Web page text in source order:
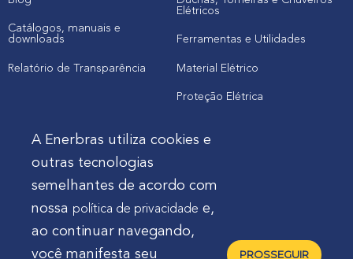
Catálogos, manuais e
downloads
Relatório de Transparência
Elétricos
Ferramentas e Utilidades
Material Elétrico
Proteção Elétrica
Cliente
Onde comprar produtos
Quero Enerbras na minha loja
A Enerbras utiliza cookies e
outras tecnologias
semelhantes de acordo com
nossa política de privacidade e,
ao continuar navegando,
você manifesta seu
PROSSEGUIR